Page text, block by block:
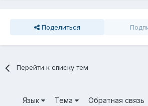
Поделиться
Перейти к списку тем
Язык Тема Обратная связь